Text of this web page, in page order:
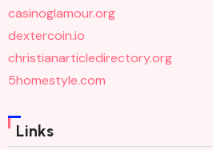
casinoglamour.org
dextercoin.io
christianarticledirectory.org
5homestyle.com
Links